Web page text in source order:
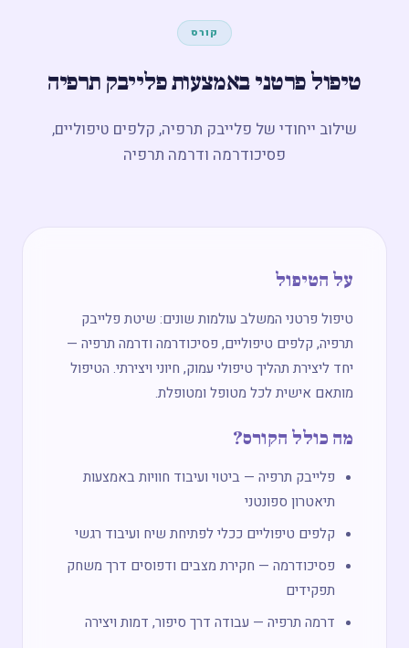
קורס
טיפול פרטני באמצעות פלייבק תרפיה
שילוב ייחודי של פלייבק תרפיה, קלפים טיפוליים,
פסיכודרמה ודרמה תרפיה
על הטיפול
טיפול פרטני המשלב עולמות שונים: שיטת פלייבק
תרפיה, קלפים טיפוליים, פסיכודרמה ודרמה תרפיה —
יחד ליצירת תהליך טיפולי עמוק, חיוני ויצירתי. הטיפול
מותאם אישית לכל מטופל ומטופלת.
מה כולל הקורס?
פלייבק תרפיה — ביטוי ועיבוד חוויות באמצעות
תיאטרון ספונטני
קלפים טיפוליים ככלי לפתיחת שיח ועיבוד רגשי
פסיכודרמה — חקירת מצבים ודפוסים דרך משחק
תפקידים
דרמה תרפיה — עבודה דרך סיפור, דמות ויצירה